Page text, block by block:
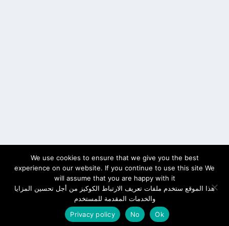
سياسة الخصوصية Cookies اتصل بنا
We use cookies to ensure that we give you the best
experience on our website. If you continue to use this site We
will assume that you are happy with it
هذا الموقع ستخدم ملفات تعريف الارتباط الكوكيز من أجل تحسين المزايا
والخدمات المقدمة للمستخدم
Ok
No
Privacy policy